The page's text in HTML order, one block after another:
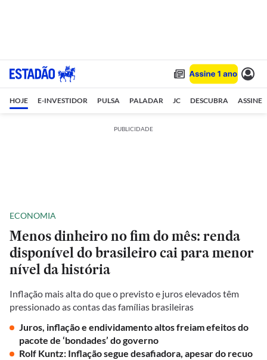
HOJE E-INVESTIDOR PULSA PALADAR JC DESCUBRA ASSINE
PUBLICIDADE
ECONOMIA
Menos dinheiro no fim do mês: renda
disponível do brasileiro cai para menor
nível da história
Inflação mais alta do que o previsto e juros elevados têm
pressionado as contas das famílias brasileiras
Juros, inflação e endividamento altos freiam efeitos do
pacote de ‘bondades’ do governo
Rolf Kuntz: Inflação segue desafiadora, apesar do recuo